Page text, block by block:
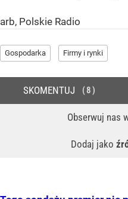
arb, Polskie Radio
Gospodarka Firmy i rynki
Obserwuj nas
Dodaj jako
SKOMENTUJ 8